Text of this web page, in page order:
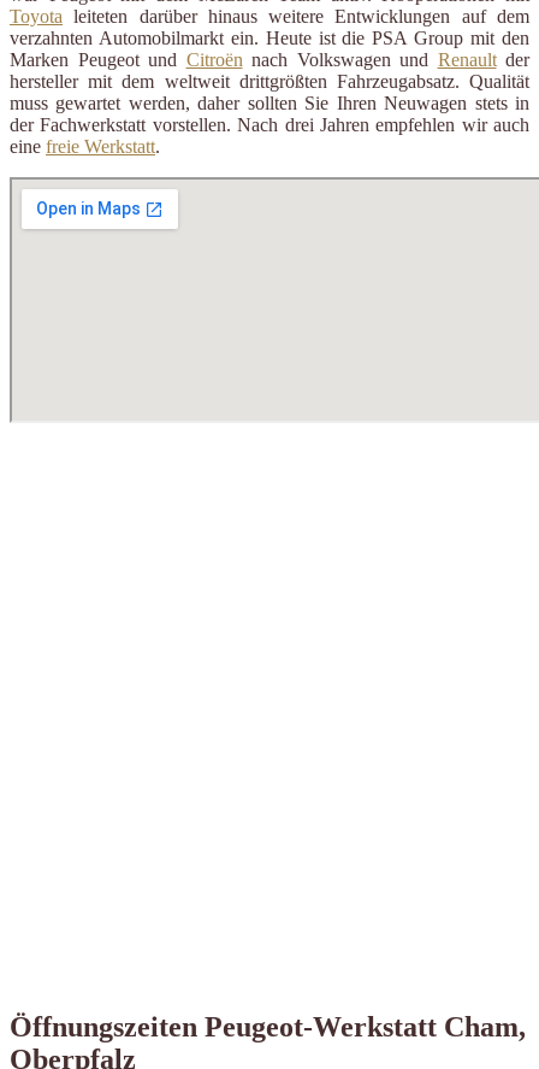
Toyota leiteten darüber hinaus weitere Entwicklungen auf dem
verzahnten Automobilmarkt ein. Heute ist die PSA Group mit den
Marken Peugeot und Citroënnach Volkswagen und Renaultder
hersteller mit dem weltweit drittgrößten Fahrzeugabsatz. Qualität
muss gewartet werden, daher sollten Sie Ihren Neuwagen stets in
der Fachwerkstatt vorstellen. Nach drei Jahren empfehlen wir auch
eine freie Werkstatt.
Öffnungszeiten Peugeot-Werkstatt Cham,
Oberpfalz